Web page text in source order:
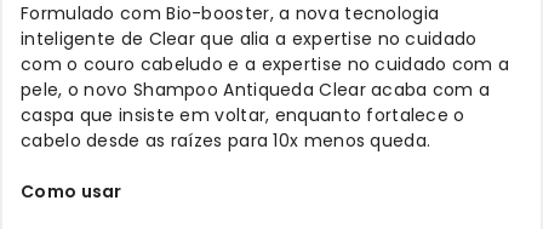
Formulado com Bio-booster, a nova tecnologia
inteligente de Clear que alia a expertise no cuidado
com o couro cabeludo e a expertise no cuidado com a
pele, o novo Shampoo Antiqueda Clear acaba com a
caspa que insiste em voltar, enquanto fortalece o
cabelo desde as raízes para 10x menos queda.
Como usar